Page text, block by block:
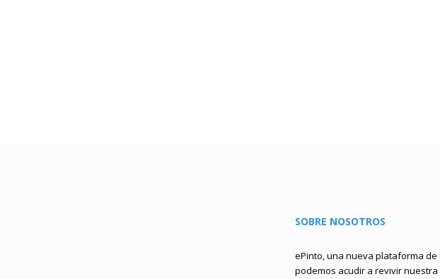
SOBRE NOSOTROS
ePinto, una nueva plataforma
podemos acudir a revivir